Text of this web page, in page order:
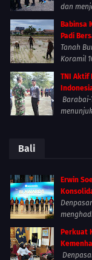
dan
Babinsa
Padi
Tanah
Koramil
TNI Aktif
Bali
Erwin
Perkuat